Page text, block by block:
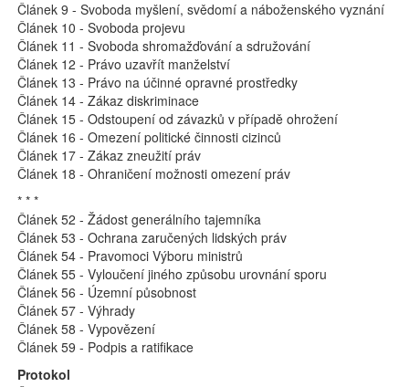
Článek 9 - Svoboda myšlení, svědomí a náboženského vyznání
Článek 10 - Svoboda projevu
Článek 11 - Svoboda shromažďování a sdružování
Článek 12 - Právo uzavřít manželství
Článek 13 - Právo na účinné opravné prostředky
Článek 14 - Zákaz diskriminace
Článek 15 - Odstoupení od závazků v případě ohrožení
Článek 16 - Omezení politické činnosti cizinců
Článek 17 - Zákaz zneužití práv
Článek 18 - Ohraničení možnosti omezení práv
* * *
Článek 52 - Žádost generálního tajemníka
Článek 53 - Ochrana zaručených lidských práv
Článek 54 - Pravomoci Výboru ministrů
Článek 55 - Vyloučení jiného způsobu urovnání sporu
Článek 56 - Územní působnost
Článek 57 - Výhrady
Článek 58 - Vypovězení
Článek 59 - Podpis a ratifikace
Protokol